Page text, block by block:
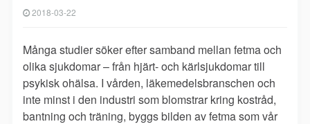
2018-03-22
Många studier söker efter samband mellan fetma och
olika sjukdomar – från hjärt- och kärlsjukdomar till
psykisk ohälsa. I vården, läkemedelsbranschen och
inte minst i den industri som blomstrar kring kostråd,
bantning och träning, byggs bilden av fetma som vår